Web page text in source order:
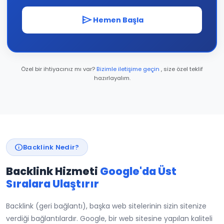
sendHemen Başla
Özel bir ihtiyacınız mı var?Bizimle iletişime geçin , size özel teklif
hazırlayalım.
infoBacklink Nedir?
Backlink Hizmeti Google'da Üst
Sıralara Ulaştırır
Backlink (geri bağlantı), başka web sitelerinin sizin sitenize
verdiği bağlantılardır. Google, bir web sitesine yapılan kaliteli